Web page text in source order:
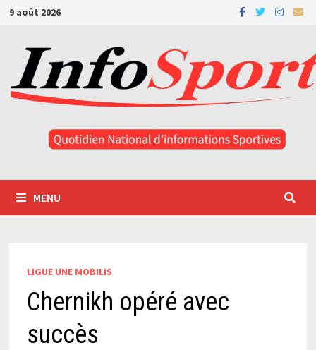
Passer
contenu
9 août 2026
MENU
LIGUE UNE MOBILIS
Chernikh opéré avec
succès